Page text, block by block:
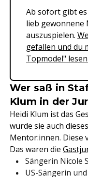
Ab sofort gibt
lieb gewonnene
auszuspielen.
gefallen und du
Topmodel"
Wer saß in
Klum in der
Heidi Klum ist das
wurde sie auch
Mentor:innen. Diese
Das waren die
Sängerin Nicole
US-Sängerin